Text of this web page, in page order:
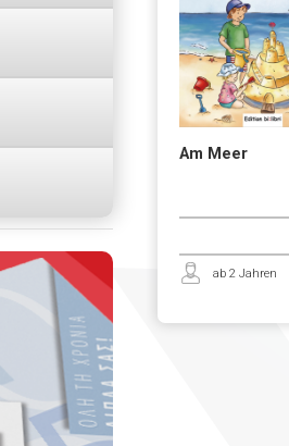
Am Meer
ab 2 Jahren